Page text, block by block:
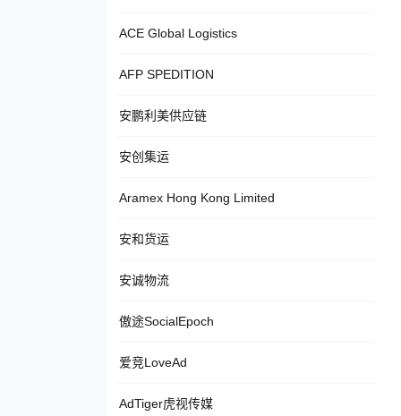
ACE Global Logistics
AFP SPEDITION
安鹏利美供应链
安创集运
Aramex Hong Kong Limited
安和货运
安诚物流
傲途SocialEpoch
爱竞LoveAd
AdTiger虎视传媒